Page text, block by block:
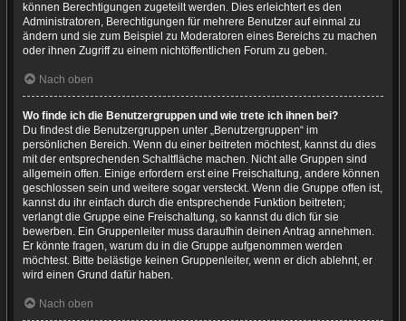
können Berechtigungen zugeteilt werden. Dies erleichtert es den
Administratoren, Berechtigungen für mehrere Benutzer auf einmal zu
ändern und sie zum Beispiel zu Moderatoren eines Bereichs zu machen
oder ihnen Zugriff zu einem nichtöffentlichen Forum zu geben.
Nach oben
Wo finde ich die Benutzergruppen und wie trete ich ihnen bei?
Du findest die Benutzergruppen unter „Benutzergruppen“ im
persönlichen Bereich. Wenn du einer beitreten möchtest, kannst du dies
mit der entsprechenden Schaltfläche machen. Nicht alle Gruppen sind
allgemein offen. Einige erfordern erst eine Freischaltung, andere können
geschlossen sein und weitere sogar versteckt. Wenn die Gruppe offen ist,
kannst du ihr einfach durch die entsprechende Funktion beitreten;
verlangt die Gruppe eine Freischaltung, so kannst du dich für sie
bewerben. Ein Gruppenleiter muss daraufhin deinen Antrag annehmen.
Er könnte fragen, warum du in die Gruppe aufgenommen werden
möchtest. Bitte belästige keinen Gruppenleiter, wenn er dich ablehnt, er
wird einen Grund dafür haben.
Nach oben